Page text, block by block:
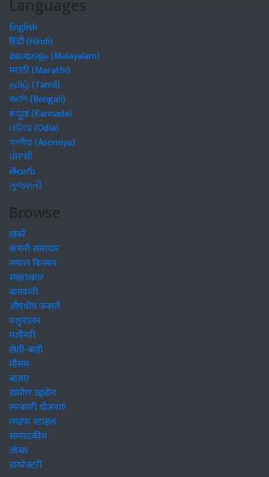
English
हिंदी (Hindi)
മലയാളം (Malayalam)
मराठी (Marathi)
தமிழ் (Tamil)
বাঙালি (Bengali)
ಕನ್ನಡ (Kannada)
ଓଡିଆ (Odia)
অসমীয়া (Asomiya)
ਪੰਜਾਬੀ
తెలుగు
ગુજરાતી
Browse
खबरें
कंपनी समाचार
सफल किसान
साक्षात्कार
बागवानी
औषधीय फसलें
पशुपालन
मशीनरी
खेती-बाड़ी
मौसम
बाजार
ग्रामीण उद्द्योग
सरकारी योजनाएं
लाइफ स्टाइल
सम्पादकीय
जॉब्स
डायरेक्टरी